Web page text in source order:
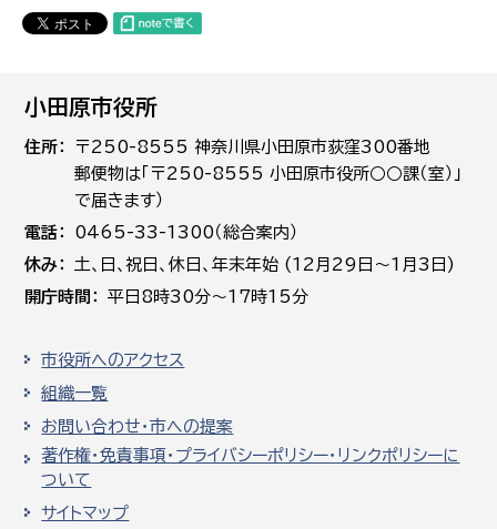
小田原市役所
住所
〒250-8555 神奈川県小田原市荻窪300番地
郵便物は「〒250-8555 小田原市役所○○課（室）」
で届きます）
電話
0465-33-1300（総合案内）
休み
土､日､祝日、休日、年末年始 (12月29日～1月3日)
開庁時間
平日8時30分～17時15分
市役所へのアクセス
組織一覧
お問い合わせ・市への提案
著作権・免責事項・プライバシーポリシー・リンクポリシーに
ついて
サイトマップ